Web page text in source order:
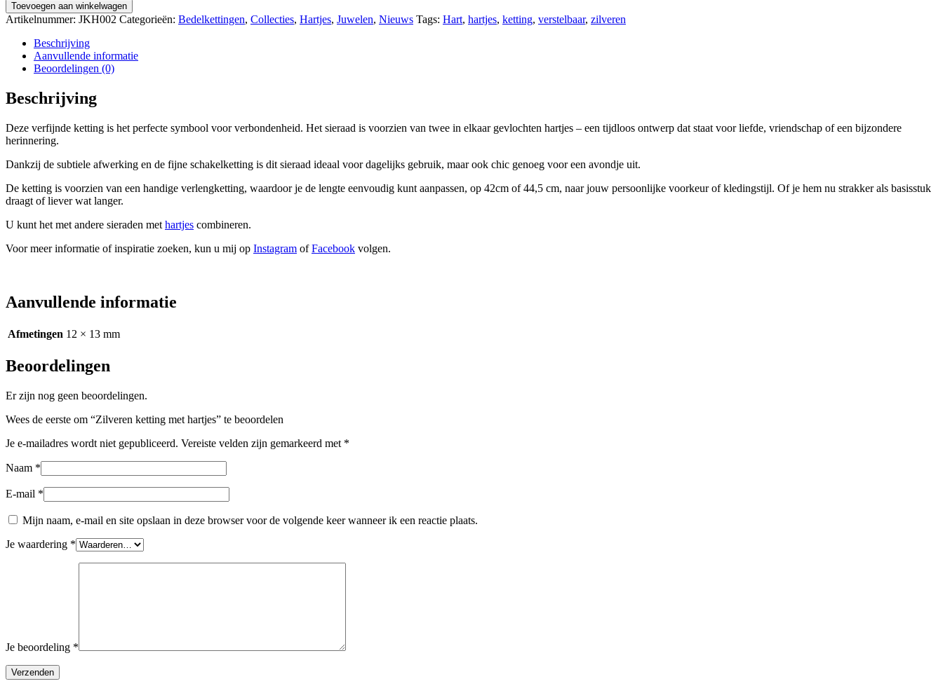
Toevoegen aan winkelwagen
Artikelnummer: JKH002 Categorieën: Bedelkettingen, Collecties, Hartjes, Juwelen, Nieuws Tags: Hart, hartjes, ketting, verstelbaar, zilveren
Beschrijving
Aanvullende informatie
Beoordelingen (0)
Beschrijving
Deze verfijnde ketting is het perfecte symbool voor verbondenheid. Het sieraad is voorzien van twee in elkaar gevlochten hartjes – een tijdloos ontwerp dat staat voor liefde, vriendschap of een bijzondere
herinnering.
Dankzij de subtiele afwerking en de fijne schakelketting is dit sieraad ideaal voor dagelijks gebruik, maar ook chic genoeg voor een avondje uit.
De ketting is voorzien van een handige verlengketting, waardoor je de lengte eenvoudig kunt aanpassen, op 42cm of 44,5 cm, naar jouw persoonlijke voorkeur of kledingstijl. Of je hem nu strakker als basisstuk
draagt of liever wat langer.
U kunt het met andere sieraden met hartjes combineren.
Voor meer informatie of inspiratie zoeken, kun u mij op Instagram ofFacebook volgen.
Aanvullende informatie
Afmetingen 12 × 13 mm
Beoordelingen
Er zijn nog geen beoordelingen.
Wees de eerste om “Zilveren ketting met hartjes” te beoordelen
Je e-mailadres wordt niet gepubliceerd. Vereiste velden zijn gemarkeerd met *
Naam *
E-mail *
Mijn naam, e-mail en site opslaan in deze browser voor de volgende keer wanneer ik een reactie plaats.
Je waardering *
Je beoordeling *